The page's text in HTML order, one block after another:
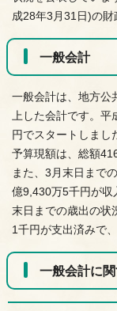
成28年3月31日)の財
一般会計
一般会計は、地方公
上した会計です。
円でスタートしまし
予算現額は、総額
また、3月末日まで
億9,430万5千円が収
末日までの歳出の状
1千円が支出済みで
一般会計に